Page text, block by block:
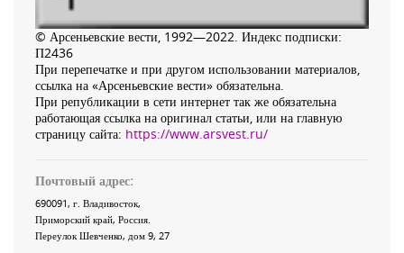
© Арсеньевские вести, 1992—2022. Индекс подписки:
П2436
При перепечатке и при другом использовании материалов,
ссылка на «Арсеньевские вести» обязательна.
При републикации в сети интернет так же обязательна
работающая ссылка на оригинал статьи, или на главную
страницу сайта: https://www.arsvest.ru/
Почтовый адрес:
690091, г. Владивосток,
Приморский край, Россия
Переулок Шевченко, дом 9, 27